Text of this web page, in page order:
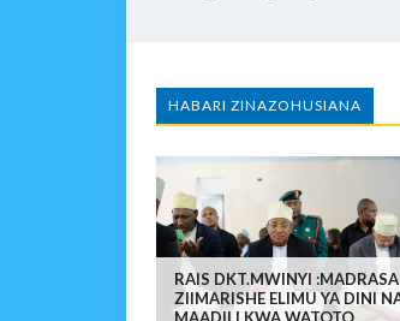
HABARI ZINAZOHUSIANA
RAIS DKT.MWINYI :MADRASA
ZIIMARISHE ELIMU YA DINI
MAADILI KWA WATOTO